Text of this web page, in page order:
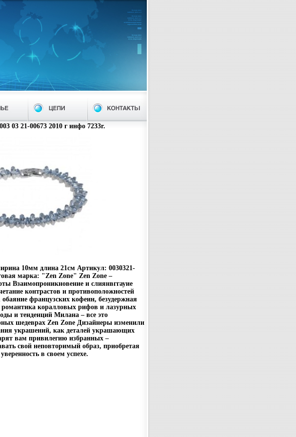
03 21-00673 2010 г инфо 7233r.
10мм длина 21см Артикул: 0030321-
марка: "Zen Zone" Zen Zone –
Взаимопроникновение и слиянвггауие
контрастов и противоположностей
французских кофеин, безудержная
коралловых рифов и лазурных
и тенденций Милана – все это
шедеврах Zen Zone Дизайнеры изменили
украшений, как деталей украшающих
вам привилегию избранных –
свой неповторимый образ, приобретая
в своем успехе.